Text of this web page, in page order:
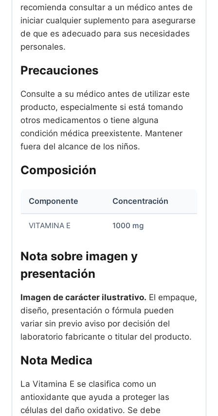
recomienda consultar a un médico antes de
iniciar cualquier suplemento para asegurarse
de que es adecuado para sus necesidades
personales.
Precauciones
Consulte a su médico antes de utilizar este
producto, especialmente si está tomando
otros medicamentos o tiene alguna
condición médica preexistente. Mantener
fuera del alcance de los niños.
Composición
Componente Concentración
VITAMINA E 1000 mg
Nota sobre imagen y
presentación
Imagen de carácter ilustrativo. El empaque,
diseño, presentación o fórmula pueden
variar sin previo aviso por decisión del
laboratorio fabricante o titular del producto.
Nota Medica
La Vitamina E se clasifica como un
antioxidante que ayuda a proteger las
células del daño oxidativo. Se debe